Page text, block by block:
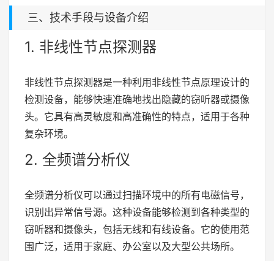
三、技术手段与设备介绍
1. 非线性节点探测器
非线性节点探测器是一种利用非线性节点原理设计的
检测设备，能够快速准确地找出隐藏的窃听器或摄像
头。它具有高灵敏度和高准确性的特点，适用于各种
复杂环境。
2. 全频谱分析仪
全频谱分析仪可以通过扫描环境中的所有电磁信号，
识别出异常信号源。这种设备能够检测到各种类型的
窃听器和摄像头，包括无线和有线设备。它的使用范
围广泛，适用于家庭、办公室以及大型公共场所。